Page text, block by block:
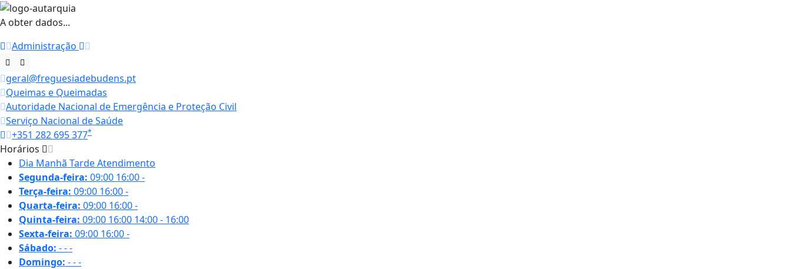
A obter dados...
Administração
geral@freguesiadebudens.pt
Queimas e Queimadas
Autoridade Nacional de Emergência e Proteção Civil
Serviço Nacional de Saúde
+351 282 695 377*
Horários
Dia Manhã TardeAtendimento
Segunda-feira: 09:00 16:00-
Terça-feira: 09:00 16:00-
Quarta-feira: 09:00 16:00-
Quinta-feira: 09:00 16:00 14:00 - 16:00
Sexta-feira: 09:00 16:00-
Sábado: ---
Domingo: ---